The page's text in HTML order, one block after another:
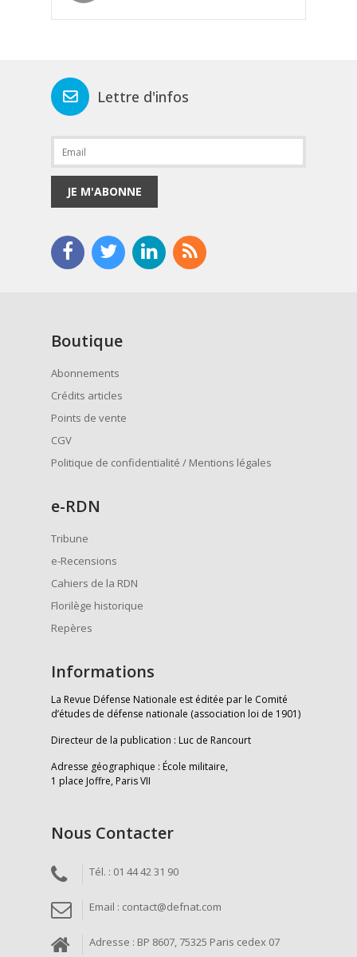
Lettre d'infos
JE M'ABONNE
Boutique
Abonnements
Crédits articles
Points de vente
CGV
Politique de confidentialité / Mentions légales
e-RDN
Tribune
e-Recensions
Cahiers de la RDN
Florilège historique
Repères
Informations
La Revue Défense Nationale est éditée par le Comité
d’études de défense nationale (association loi de 1901)
Directeur de la publication : Luc de Rancourt
Adresse géographique : École militaire,
1 place Joffre, Paris VII
Nous Contacter
Tél. : 01 44 42 31 90
Email : contact@defnat.com
Adresse : BP 8607, 75325 Paris cedex 07